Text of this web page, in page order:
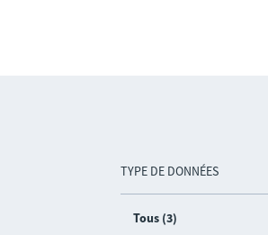
TYPE DE DONNÉES
Tous (3)